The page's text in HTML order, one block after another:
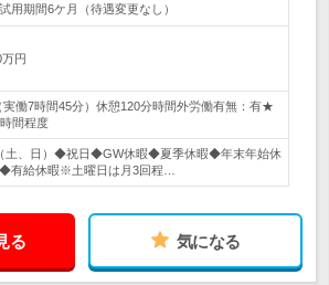
用期間6ケ月（待遇変更なし）
円
実働7時間45分）休憩120分時間外労働有無：有★
間程度
土、日）◆祝日◆GW休暇◆夏季休暇◆年末年始休
有給休暇※土曜日は月3回程…
る 気になる